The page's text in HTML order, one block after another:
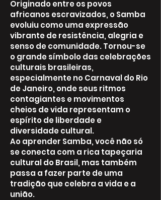
Originado entre os povos
africanos escravizados, o Samba
evoluiu como uma expressão
vibrante de resistência, alegria e
senso de comunidade. Tornou-se
o grande símbolo das celebrações
culturais brasileiras,
especialmente no Carnaval do Rio
de Janeiro, onde seus ritmos
contagiantes e movimentos
cheios de vida representam o
espírito de liberdade e
diversidade cultural.
Ao aprender Samba, você não só
se conecta com a rica tapeçaria
cultural do Brasil, mas também
passa a fazer parte de uma
tradição que celebra a vida e a
união.